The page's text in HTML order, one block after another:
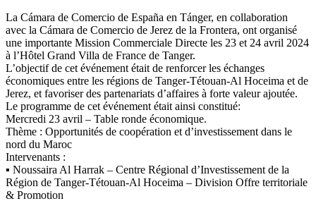
La Cámara de Comercio de España en Tánger, en collaboration
avec la Cámara de Comercio de Jerez de la Frontera, ont organisé
une importante Mission Commerciale Directe les 23 et 24 avril 2024
à l’Hôtel Grand Villa de France de Tanger.
L’objectif de cet événement était de renforcer les échanges
économiques entre les régions de Tanger-Tétouan-Al Hoceima et de
Jerez, et favoriser des partenariats d’affaires à forte valeur ajoutée.
Le programme de cet événement était ainsi constitué:
Mercredi 23 avril – Table ronde économique.
Thème : Opportunités de coopération et d’investissement dans le
nord du Maroc
Intervenants :
▪️ Noussaira Al Harrak – Centre Régional d’Investissement de la
Région de Tanger-Tétouan-Al Hoceima – Division Offre territoriale
& Promotion